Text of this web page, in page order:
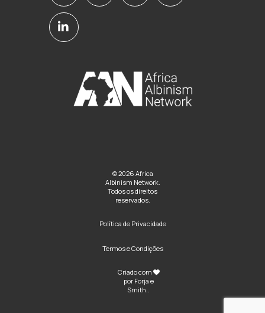
© 2026 Africa
Albinism Network.
Todos os direitos
reservados.
Política de Privacidade
Termos e Condições
Criado com
por Forja e
Smith